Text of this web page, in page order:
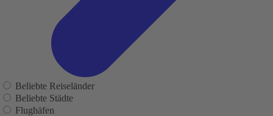
Beliebte Reiseländer
Beliebte Städte
Flughäfen